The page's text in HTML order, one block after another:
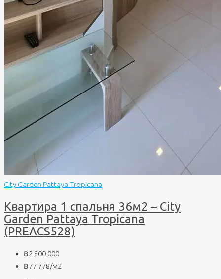
City Garden Pattaya Tropicana
Квартира 1 спальня 36м2 – City
Garden Pattaya Tropicana
(PREACS528)
฿2 800 000
฿77 778/м2